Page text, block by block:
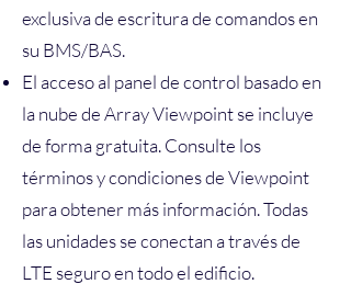
exclusiva de escritura de comandos en
su BMS/BAS.
El acceso al panel de control basado en
la nube de Array Viewpoint se incluye
de forma gratuita. Consulte los
términos y condiciones de Viewpoint
para obtener más información. Todas
las unidades se conectan a través de
LTE seguro en todo el edificio.